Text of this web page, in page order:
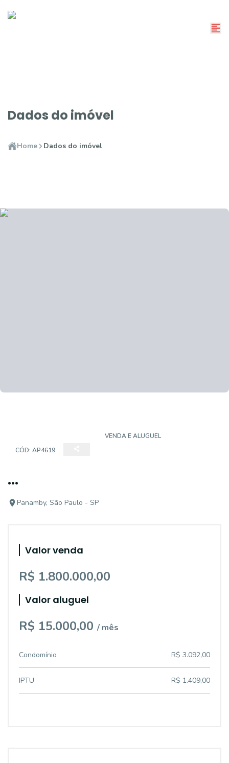
Dados do imóvel
Home Dados do imóvel
VENDA E ALUGUEL
CÓD: AP4619
...
Panamby, São Paulo - SP
Valor venda
R$ 1.800.000,00
Valor aluguel
R$ 15.000,00 / mês
Condomínio R$ 3.092,00
IPTU R$ 1.409,00